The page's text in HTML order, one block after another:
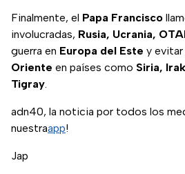
Finalmente, el Papa Francisco
involucradas, Rusia, Ucrania,
guerra en Europa del Este y evitar
Oriente en países como Siria,
Tigray.
adn40, la noticia por todos los
nuestraapp!
Jap